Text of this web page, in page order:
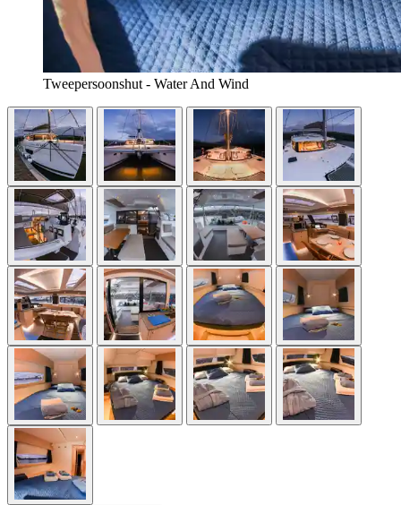
Tweepersoonshut - Water And Wind